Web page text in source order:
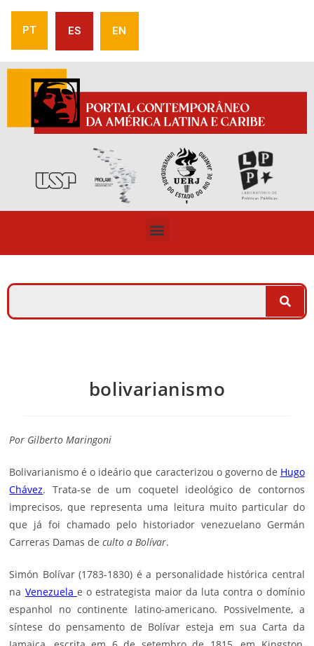
PT ES EN
bolivarianismo
Por Gilberto Maringoni
Bolivarianismo é o ideário que caracterizou o governo de Hugo
Chávez. Trata-se de um coquetel ideológico de contornos
imprecisos, que representa uma leitura muito particular do
que já foi chamado pelo historiador venezuelano Germán
Carreras Damas deculto a Bolívar.
Simón Bolívar (1783-1830) é a personalidade histórica central
na Venezuela e o estrategista maior da luta contra o domínio
espanhol no continente latino-americano. Possivelmente, a
síntese do pensamento de Bolívar esteja em sua Carta da